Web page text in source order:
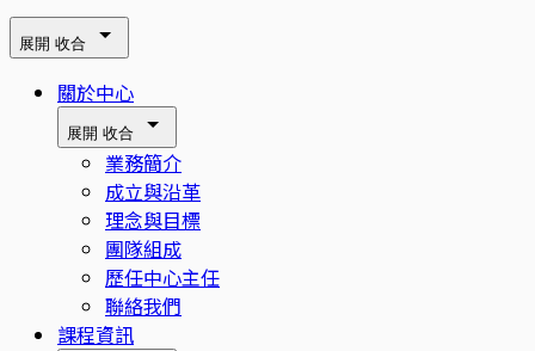
展開 收合
關於中心
展開 收合
業務簡介
成立與沿革
理念與目標
團隊組成
歷任中心主任
聯絡我們
課程資訊